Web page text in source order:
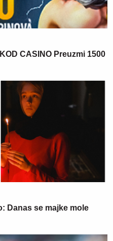
CASINO Preuzmi 1500
Danas se majke mole